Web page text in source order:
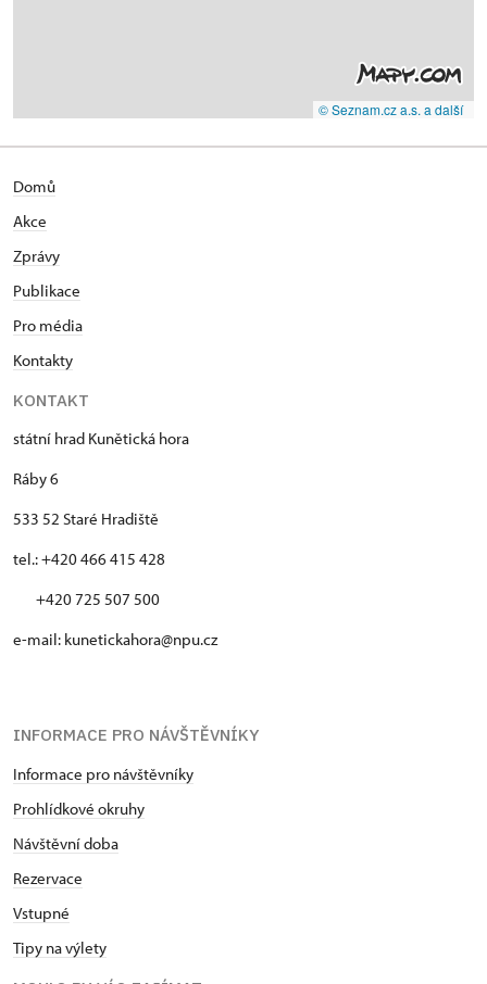
© Seznam.cz a.s. a další
Domů
Akce
Zprávy
Publikace
Pro média
Kontakty
KONTAKT
státní hrad Kunětická hora
Ráby 6
533 52 Staré Hradiště
tel.: +420 466 415 428
+420 725 507 500
e-mail: kunetickahora@npu.cz
INFORMACE PRO NÁVŠTĚVNÍKY
Informace pro návštěvníky
Prohlídkové okruhy
Návštěvní doba
Rezervace
Vstupné
Tipy na výlety